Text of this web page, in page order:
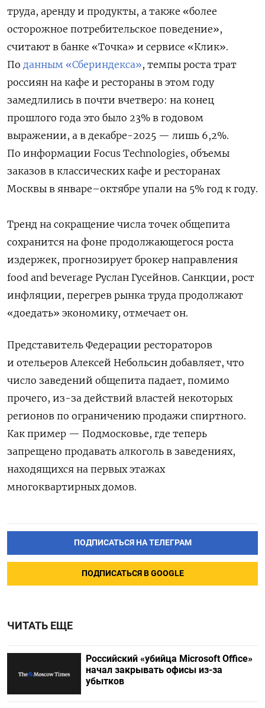
труда, аренду и продукты, а также «более
осторожное потребительское поведение»,
считают в банке «Точка» и сервисе «Клик».
По данным «Сбериндекса», темпы роста трат
россиян на кафе и рестораны в этом году
замедлились в почти вчетверо: на конец
прошлого года это было 23% в годовом
выражении, а в декабре-2025 — лишь 6,2%.
По информации Focus Technologies, объемы
заказов в классических кафе и ресторанах
Москвы в январе–октябре упали на 5% год к году.
Тренд на сокращение числа точек общепита
сохранится на фоне продолжающегося роста
издержек, прогнозирует брокер направления
food and beverage Руслан Гусейнов. Санкции, рост
инфляции, перегрев рынка труда продолжают
«доедать» экономику, отмечает он.
Представитель Федерации рестораторов
и отельеров Алексей Небольсин добавляет, что
число заведений общепита падает, помимо
прочего, из-за действий властей некоторых
регионов по ограничению продажи спиртного.
Как пример — Подмосковье, где теперь
запрещено продавать алкоголь в заведениях,
находящихся на первых этажах
многоквартирных домов.
ПОДПИСАТЬСЯ НА ТЕЛЕГРАМ
ПОДПИСАТЬСЯ В GOOGLE
ЧИТАТЬ ЕЩЕ
Российский «убийца Microsoft Office»
начал закрывать офисы из-за
убытков